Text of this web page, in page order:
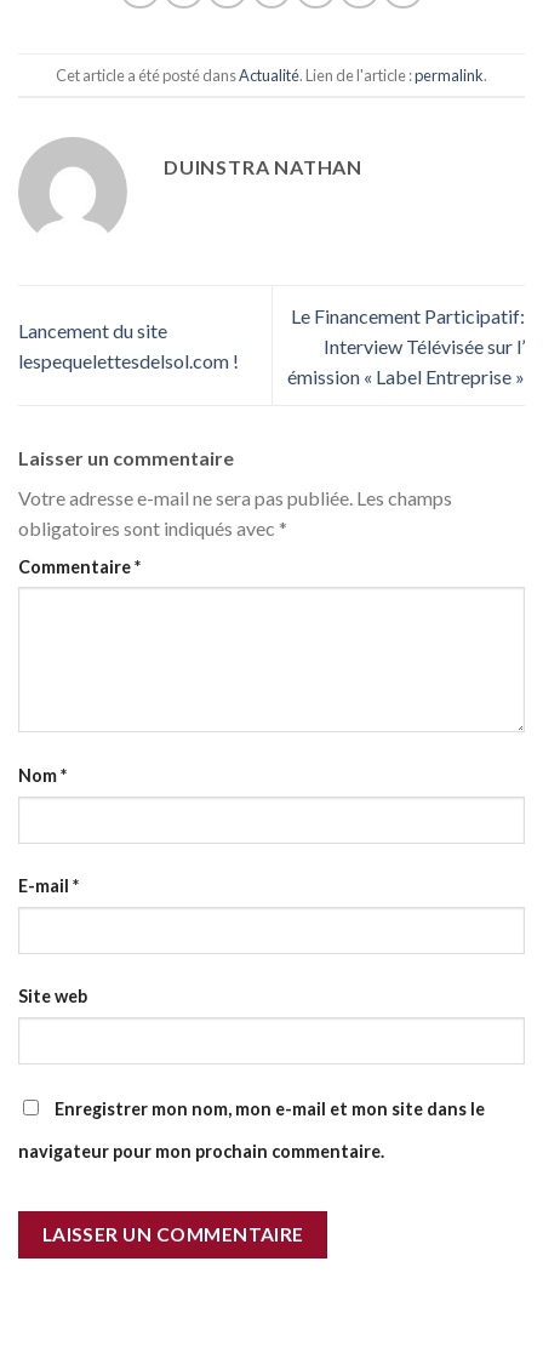
Cet article a été posté dansActualité. Lien de l'article :permalink.
DUINSTRA NATHAN
Lancement du site
lespequelettesdelsol.com !
Le Financement Participatif:
Interview Télévisée sur l’
émission « Label Entreprise »
Laisser un commentaire
Votre adresse e-mail ne sera pas publiée. Les champs
obligatoires sont indiqués avec *
Commentaire*
Nom*
E-mail *
Site web
Enregistrer mon nom, mon e-mail et mon site dans le
navigateur pour mon prochain commentaire.